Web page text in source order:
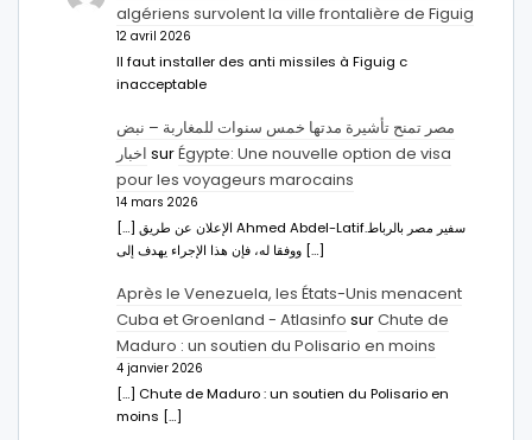
algériens survolent la ville frontalière de Figuig
12 avril 2026
Il faut installer des anti missiles à Figuig c
inacceptable
مصر تمنح تأشيرة مدتها خمس سنوات للمغاربة – نبض
اخبار surÉgypte: Une nouvelle option de visa
pour les voyageurs marocains
14 mars 2026
[…] الإعلان عن طريق Ahmed Abdel-Latifسفير مصر بالرباط.
ووفقا له، فإن هذا الإجراء يهدف إلى […]
Après le Venezuela, les États-Unis menacent
Cuba et Groenland - Atlasinfo surChute de
Maduro : un soutien du Polisario en moins
4 janvier 2026
[…] Chute de Maduro : un soutien du Polisario en
moins […]